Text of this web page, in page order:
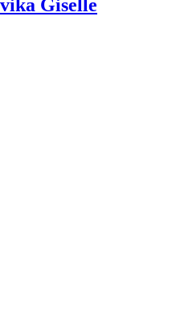
Giselle